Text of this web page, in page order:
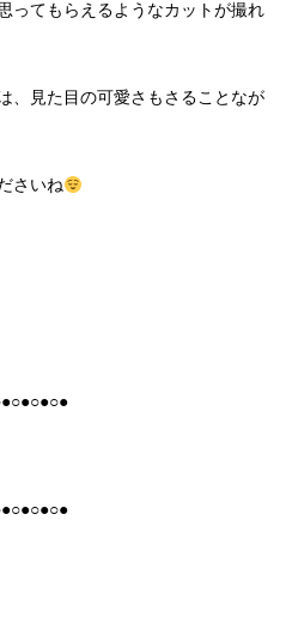
ってもらえるようなカットが撮れ
、見た目の可愛さもさることなが
さいね